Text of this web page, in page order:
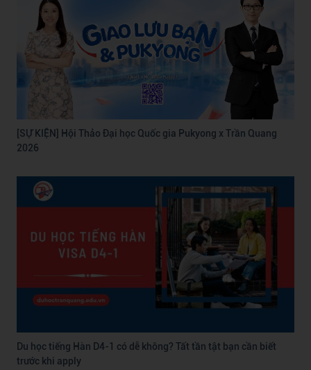
[SỰ KIỆN] Hội Thảo Đại học Quốc gia Pukyong x Trần Quang
2026
Du học tiếng Hàn D4-1 có dễ không? Tất tần tật bạn cần biết
trước khi apply